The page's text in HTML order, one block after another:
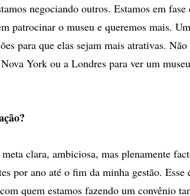
negociando outros. Estamos em
patrocinar o museu e queremos mais.
para que elas sejam mais atrativas.
York ou a Londres para ver um
clara, ambiciosa, mas plenamente
por ano até o fim da minha gestão. Esse
quem estamos fazendo um convênio